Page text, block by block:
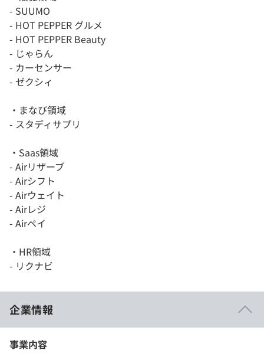
- SUUMO
- HOT PEPPER グルメ
- HOT PEPPER Beauty
- じゃらん
- カーセンサー
- ゼクシィ
・まなび領域
- スタディサプリ
・Saas領域
- Airリザーブ
- Airシフト
- Airウェイト
- Airレジ
- Airペイ
・HR領域
- リクナビ
企業情報
事業内容